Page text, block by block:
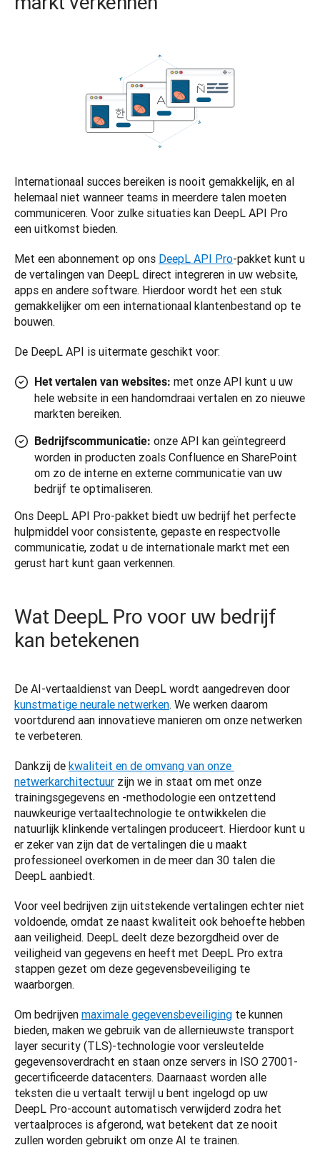
Internationaal succes bereiken is nooit gemakkelijk, en al
helemaal niet wanneer teams in meerdere talen moeten
communiceren. Voor zulke situaties kan DeepL API Pro
een uitkomst bieden.
Met een abonnement op ons DeepL API Pro-pakket kunt u
de vertalingen van DeepL direct integreren in uw website,
apps en andere software. Hierdoor wordt het een stuk
gemakkelijker om een internationaal klantenbestand op te
bouwen.
De DeepL API is uitermate geschikt voor:
Het vertalen van websites: met onze API kunt u uw
hele website in een handomdraai vertalen en zo nieuwe
markten bereiken.
Bedrijfscommunicatie: onze API kan geïntegreerd
worden in producten zoals Confluence en SharePoint
om zo de interne en externe communicatie van uw
bedrijf te optimaliseren.
Ons DeepL API Pro-pakket biedt uw bedrijf het perfecte
hulpmiddel voor consistente, gepaste en respectvolle
communicatie, zodat u de internationale markt met een
gerust hart kunt gaan verkennen.
Wat DeepL Pro voor uw bedrijf
kan betekenen
kunstmatige neurale netwerken. We werken daarom
voortdurend aan innovatieve manieren om onze netwerken
te verbeteren.
Dankzij de kwaliteit en de omvang van onze
netwerkarchitectuur zijn we in staat om met onze
trainingsgegevens en -methodologie een ontzettend
nauwkeurige vertaaltechnologie te ontwikkelen die
natuurlijk klinkende vertalingen produceert. Hierdoor kunt u
er zeker van zijn dat de vertalingen die u maakt
professioneel overkomen in de meer dan 30 talen die
DeepL aanbiedt.
Voor veel bedrijven zijn uitstekende vertalingen echter niet
voldoende, omdat ze naast kwaliteit ook behoefte hebben
aan veiligheid. DeepL deelt deze bezorgdheid over de
veiligheid van gegevens en heeft met DeepL Pro extra
stappen gezet om deze gegevensbeveiliging te
waarborgen.
Om bedrijven maximale gegevensbeveiliging te kunnen
bieden, maken we gebruik van de allernieuwste transport
layer security (TLS)-technologie voor versleutelde
gegevensoverdracht en staan onze servers in ISO 27001-
gecertificeerde datacenters. Daarnaast worden alle
teksten die u vertaalt terwijl u bent ingelogd op uw
DeepL Pro-account automatisch verwijderd zodra het
vertaalproces is afgerond, wat betekent dat ze nooit
zullen worden gebruikt om onze AI te trainen.